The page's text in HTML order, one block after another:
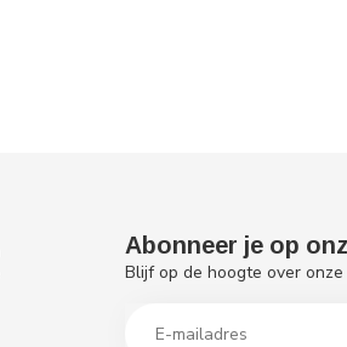
Abonneer je op
Blijf op de hoogte over